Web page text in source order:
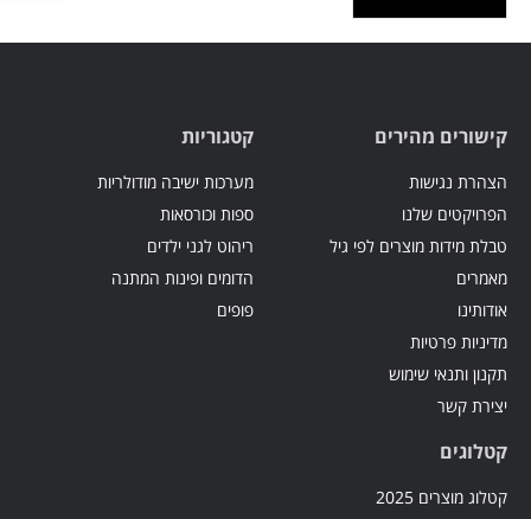
קישורים מהירים
הצהרת נגישות
הפרויקטים שלנו
טבלת מידות מוצרים לפי גיל
מאמרים
אודותינו
מדיניות פרטיות
תקנון ותנאי שימוש
יצירת קשר
קטגוריות
מערכות ישיבה מודולריות
ספות וכורסאות
ריהוט לגני ילדים
הדומים ופינות המתנה
פופים
קטלוגים
קטלוג מוצרים 2025